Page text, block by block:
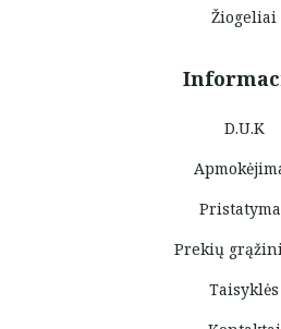
Žiogeliai
D.U.K
Prekių
Taisyklės